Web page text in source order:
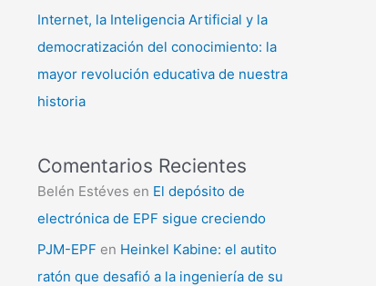
Internet, la Inteligencia Artificial y la
democratización del conocimiento: la
mayor revolución educativa de nuestra
historia
Comentarios Recientes
Belén Estéves en El depósito de
electrónica de EPF sigue creciendo
PJM-EPF en Heinkel Kabine: el autito
ratón que desafió a la ingeniería de su